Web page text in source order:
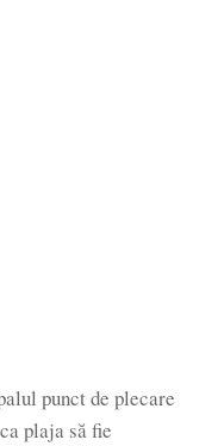
punct de plecare
plaja să fie